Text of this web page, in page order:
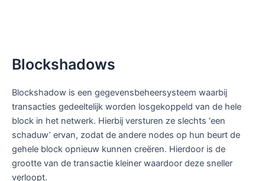
Blockshadows
Blockshadow is een gegevensbeheersysteem waarbij
transacties gedeeltelijk worden losgekoppeld van de hele
block in het netwerk. Hierbij versturen ze slechts ‘een
schaduw’ ervan, zodat de andere nodes op hun beurt de
gehele block opnieuw kunnen creëren. Hierdoor is de
grootte van de transactie kleiner waardoor deze sneller
verloopt.